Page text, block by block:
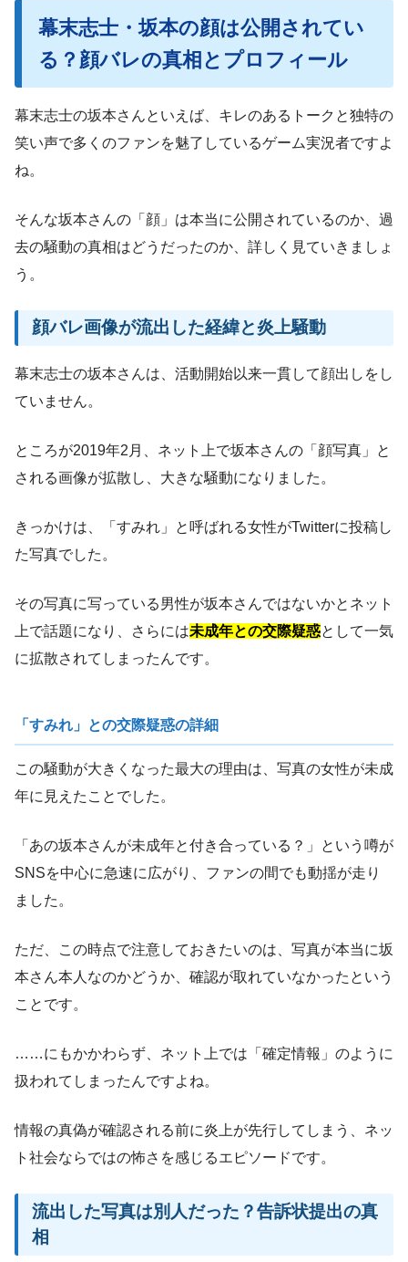
幕末志士・坂本の顔は公開されてい
る？顔バレの真相とプロフィール
幕末志士の坂本さんといえば、キレのあるトークと独特の
笑い声で多くのファンを魅了しているゲーム実況者ですよ
ね。
そんな坂本さんの「顔」は本当に公開されているのか、過
去の騒動の真相はどうだったのか、詳しく見ていきましょ
う。
顔バレ画像が流出した経緯と炎上騒動
幕末志士の坂本さんは、活動開始以来一貫して顔出しをし
ていません。
ところが2019年2月、ネット上で坂本さんの「顔写真」と
される画像が拡散し、大きな騒動になりました。
きっかけは、「すみれ」と呼ばれる女性がTwitterに投稿し
た写真でした。
その写真に写っている男性が坂本さんではないかとネット
上で話題になり、さらには未成年との交際疑惑として一気
に拡散されてしまったんです。
「すみれ」との交際疑惑の詳細
この騒動が大きくなった最大の理由は、写真の女性が未成
年に見えたことでした。
「あの坂本さんが未成年と付き合っている？」という噂が
SNSを中心に急速に広がり、ファンの間でも動揺が走り
ました。
ただ、この時点で注意しておきたいのは、写真が本当に坂
本さん本人なのかどうか、確認が取れていなかったという
ことです。
……にもかかわらず、ネット上では「確定情報」のように
扱われてしまったんですよね。
情報の真偽が確認される前に炎上が先行してしまう、ネッ
ト社会ならではの怖さを感じるエピソードです。
流出した写真は別人だった？告訴状提出の真
相